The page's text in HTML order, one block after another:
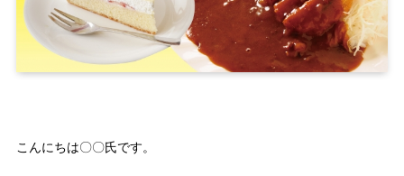
こんにちは〇〇氏です。